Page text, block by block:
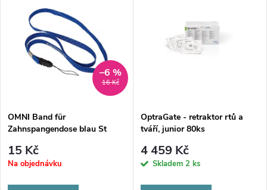
16 Kč
–6 %
OMNI Band für
Zahnspangendose blau St
15 Kč
Na objednávku
OptraGate - retraktor rtů a
tváří, junior 80ks
4 459 Kč
Skladem 2 ks